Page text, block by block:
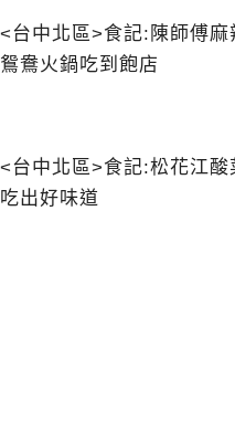
<台中北區>食記:陳師傅
鴛鴦火鍋吃到飽店
<台中北區>食記:松花江
吃出好味道